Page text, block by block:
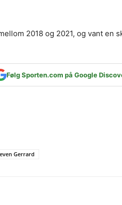
2018 og 2021, og vant en
Følg Sporten.com på Google
Gerrard